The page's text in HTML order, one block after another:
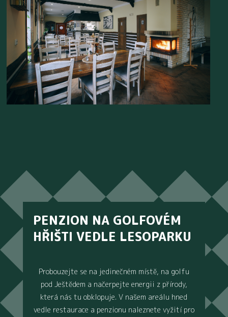
PENZION NA GOLFOVÉM
HŘIŠTI VEDLE LESOPARKU
Probouzejte se na jedinečném místě, na golfu
pod Ještědem a načerpejte energii z přírody,
která nás tu obklopuje. V našem areálu hned
vedle restaurace a penzionu naleznete vyžití pro